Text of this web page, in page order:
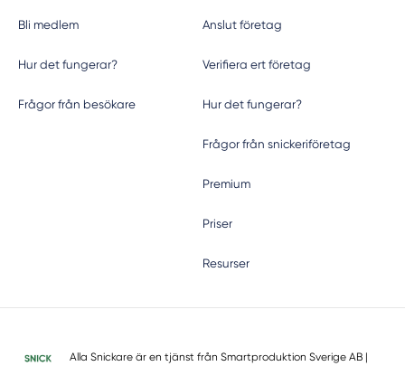
Bli medlem
Hur det fungerar?
Frågor från besökare
Anslut företag
Verifiera ert företag
Hur det fungerar?
Frågor från snickeriföretag
Premium
Priser
Resurser
Alla Snickare är en tjänst frånSmartproduktion Sverige AB |